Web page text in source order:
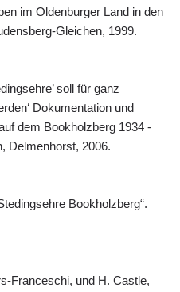
im Oldenburger Land in den
Gleichen, 1999.
soll für ganz
Dokumentation und
dem Bookholzberg 1934 -
Delmenhorst, 2006.
Bookholzberg“.
Franceschi, und H. Castle,